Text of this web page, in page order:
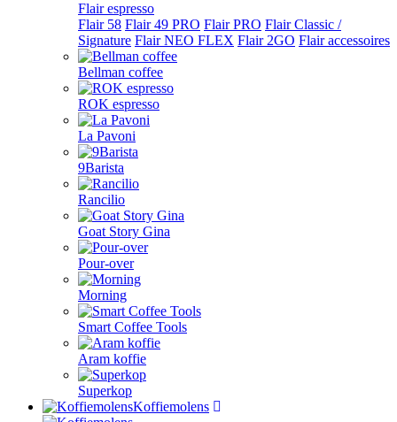
Flair espresso
Flair 58 Flair 49 PRO Flair PRO Flair Classic /
Signature Flair NEO FLEX Flair 2GO Flair accessoires
Bellman coffee
ROK espresso
La Pavoni
9Barista
Rancilio
Goat Story Gina
Pour-over
Morning
Smart Coffee Tools
Aram koffie
Superkop
Koffiemolens